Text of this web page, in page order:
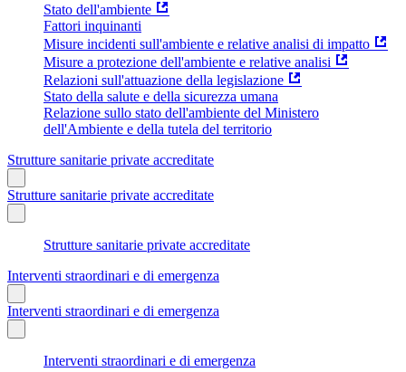
Stato dell'ambiente
Fattori inquinanti
Misure incidenti sull'ambiente e relative analisi di impatto
Misure a protezione dell'ambiente e relative analisi
Relazioni sull'attuazione della legislazione
Stato della salute e della sicurezza umana
Relazione sullo stato dell'ambiente del Ministero
dell'Ambiente e della tutela del territorio
Strutture sanitarie private accreditate
Strutture sanitarie private accreditate
Strutture sanitarie private accreditate
Interventi straordinari e di emergenza
Interventi straordinari e di emergenza
Interventi straordinari e di emergenza